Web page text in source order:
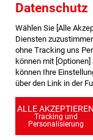
Gute
tritt zum
90'
Abstoß
Nach der
Abstoß.
Datenschutz
Wählen Sie [Alle
Diensten
ohne Tracking uns
können mit
können Ihre
über den Link in der
ALLE AKZEPTIEREN
Tracking und
Personalisierung